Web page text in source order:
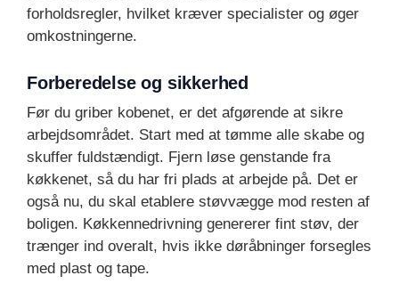
forholdsregler, hvilket kræver specialister og øger
omkostningerne.
Forberedelse og sikkerhed
Før du griber kobenet, er det afgørende at sikre
arbejdsområdet. Start med at tømme alle skabe og
skuffer fuldstændigt. Fjern løse genstande fra
køkkenet, så du har fri plads at arbejde på. Det er
også nu, du skal etablere støvvægge mod resten af
boligen. Køkkennedrivning genererer fint støv, der
trænger ind overalt, hvis ikke døråbninger forsegles
med plast og tape.